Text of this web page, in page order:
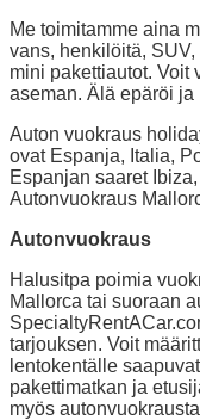
Me toimitamme aina
vans, henkilöitä,
mini pakettiautot. Voit
aseman. Älä epäröi
Auton vuokraus
ovat Espanja, Italia,
Espanjan saaret
Autonvuokraus
Autonvuokraus
Halusitpa poimia
Mallorca tai suoraan
tarjouksen. Voit
lentokentälle
pakettimatkan ja
myös